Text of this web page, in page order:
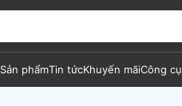
Sản phẩmTin tứcKhuyến mãiCông cụ